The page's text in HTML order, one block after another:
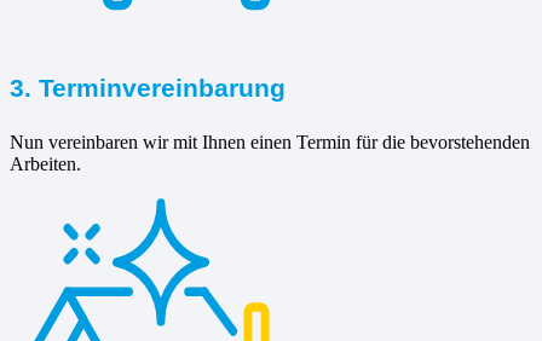
3. Terminvereinbarung
Nun vereinbaren wir mit Ihnen einen Termin für die bevorstehenden
Arbeiten.